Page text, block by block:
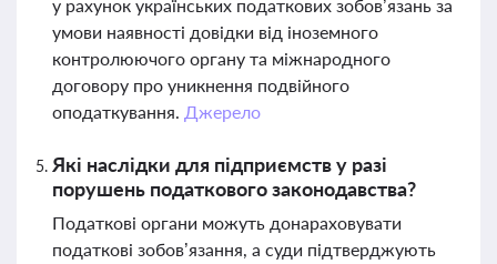
у рахунок українських податкових зобов’язань за
умови наявності довідки від іноземного
контролюючого органу та міжнародного
договору про уникнення подвійного
оподаткування. Джерело
Які наслідки для підприємств у разі
порушень податкового законодавства?
Податкові органи можуть донараховувати
податкові зобов’язання, а суди підтверджують